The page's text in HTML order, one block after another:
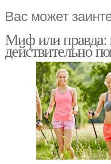
Вас может
Миф или правда:
действительно